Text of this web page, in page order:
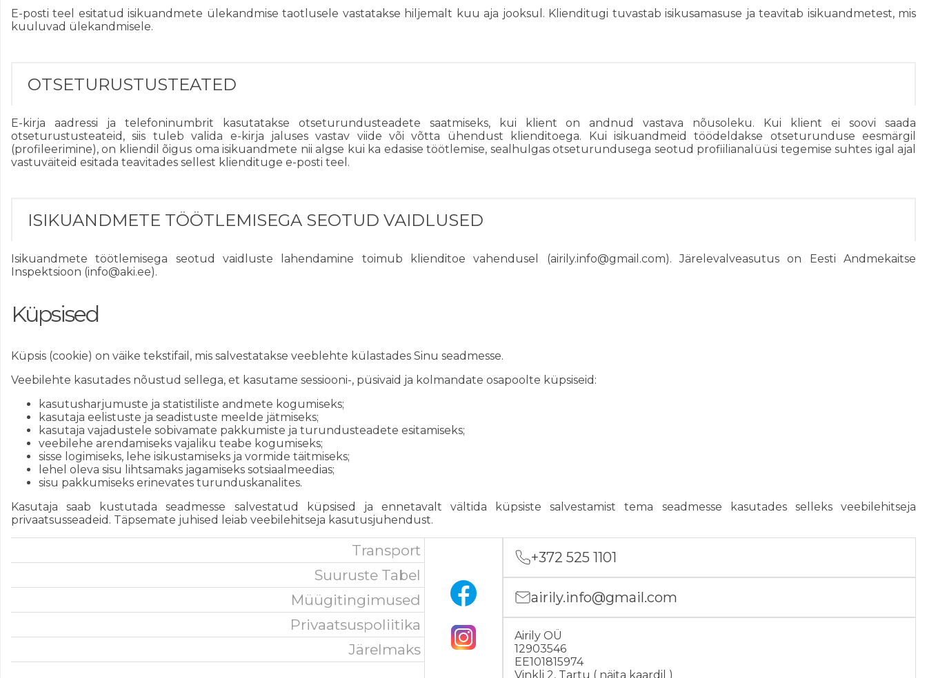
E-posti teel esitatud isikuandmete ülekandmise taotlusele vastatakse hiljemalt kuu aja jooksul. Klienditugi tuvastab isikusamasuse ja teavitab isikuandmetest, mis
kuuluvad ülekandmisele.
OTSETURUSTUSTEATED
E-kirja aadressi ja telefoninumbrit kasutatakse otseturundusteadete saatmiseks, kui klient on andnud vastava nõusoleku. Kui klient ei soovi saada
otseturustusteateid, siis tuleb valida e-kirja jaluses vastav viide või võtta ühendust klienditoega. Kui isikuandmeid töödeldakse otseturunduse eesmärgil
(profileerimine), on kliendil õigus oma isikuandmete nii algse kui ka edasise töötlemise, sealhulgas otseturundusega seotud profiilianalüüsi tegemise suhtes igal ajal
vastuväiteid esitada teavitades sellest kliendituge e-posti teel.
ISIKUANDMETE TÖÖTLEMISEGA SEOTUD VAIDLUSED
Isikuandmete töötlemisega seotud vaidluste lahendamine toimub klienditoe vahendusel (airily.info@gmail.com). Järelevalveasutus on Eesti Andmekaitse
Inspektsioon (info@aki.ee).
Küpsised
Küpsis (cookie) on väike tekstifail, mis salvestatakse veeblehte külastades Sinu seadmesse.
Veebilehte kasutades nõustud sellega, et kasutame sessiooni-, püsivaid ja kolmandate osapoolte küpsiseid:
kasutusharjumuste ja statistiliste andmete kogumiseks;
kasutaja eelistuste ja seadistuste meelde jätmiseks;
kasutaja vajadustele sobivamate pakkumiste ja turundusteadete esitamiseks;
veebilehe arendamiseks vajaliku teabe kogumiseks;
sisse logimiseks, lehe isikustamiseks ja vormide täitmiseks;
lehel oleva sisu lihtsamaks jagamiseks sotsiaalmeedias;
sisu pakkumiseks erinevates turunduskanalites.
Kasutaja saab kustutada seadmesse salvestatud küpsised ja ennetavalt vältida küpsiste salvestamist tema seadmesse kasutades selleks veebilehitseja
privaatsusseadeid. Täpsemate juhised leiab veebilehitseja kasutusjuhendust.
Transport
Suuruste Tabel
Müügitingimused
Privaatsuspoliitika
Järelmaks
+372 525 1101
airily.info@gmail.com
Airily OÜ
12903546
EE101815974
Vinkli 2, Tartu ( näita kaardil )